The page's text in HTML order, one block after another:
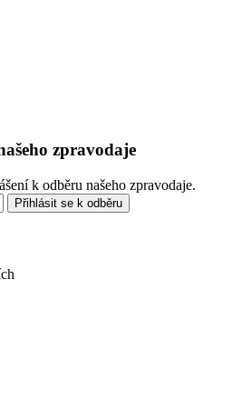
zpravodaje
k odběru našeho zpravodaje.
Přihlásit se k odběru